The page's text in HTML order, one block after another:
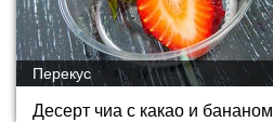
Десерт чиа с какао и бананом
Перекус